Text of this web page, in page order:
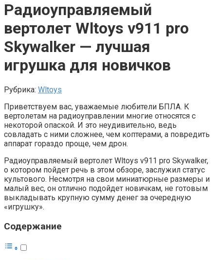
Радиоуправляемый
вертолет Wltoys v911 pro
Skywalker — лучшая
игрушка для новичков
Рубрика: Wltoys
Приветствуем вас, уважаемые любители БПЛА. К
вертолетам на радиоуправлении многие относятся с
некоторой опаской. И это неудивительно, ведь
совладать с ними сложнее, чем коптерами, а повредить
аппарат гораздо проще, чем дрон.
Радиоуправляемый вертолет Wltoys v911 pro Skywalker,
о котором пойдет речь в этом обзоре, заслужил статус
культового. Несмотря на свои миниатюрные размеры и
малый вес, он отлично подойдет новичкам, не готовым
выкладывать крупную сумму денег за очередную
«игрушку».
Содержание